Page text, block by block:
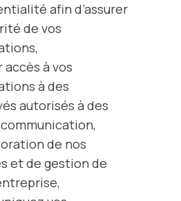
afin d’assurer
de vos
accès à vos
à des
autorisés à des
de nos
et de gestion de